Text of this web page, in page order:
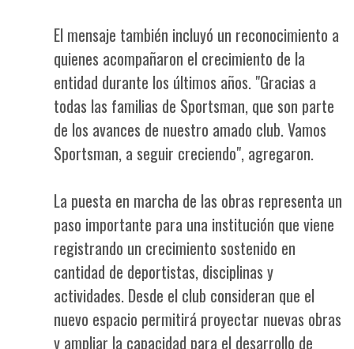
El mensaje también incluyó un reconocimiento a
quienes acompañaron el crecimiento de la
entidad durante los últimos años. "Gracias a
todas las familias de Sportsman, que son parte
de los avances de nuestro amado club. Vamos
Sportsman, a seguir creciendo", agregaron.
La puesta en marcha de las obras representa un
paso importante para una institución que viene
registrando un crecimiento sostenido en
cantidad de deportistas, disciplinas y
actividades. Desde el club consideran que el
nuevo espacio permitirá proyectar nuevas obras
y ampliar la capacidad para el desarrollo de